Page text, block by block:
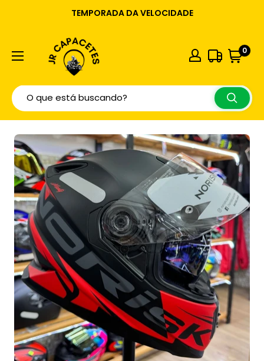
TEMPORADA DA VELOCIDADE
0